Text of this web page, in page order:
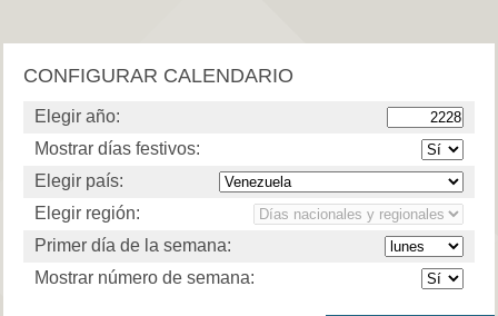
CONFIGURAR CALENDARIO
Elegir año:
Mostrar días festivos:
Elegir país:
Elegir región:
Primer día de la semana:
Mostrar número de semana: